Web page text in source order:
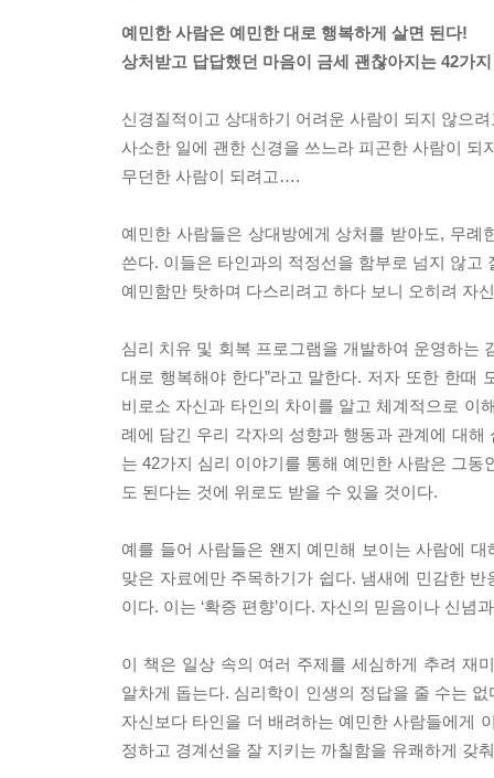
예민한 사람은 예민한 대로 행복하게 살면 된다!
상처받고 답답했던 마음이 금세 괜찮아지는 42가
신경질적이고 상대하기 어려운 사람이 되지 않으려
사소한 일에 괜한 신경을 쓰느라 피곤한 사람이 되
무던한 사람이 되려고….
예민한 사람들은 상대방에게 상처를 받아도, 무
쓴다. 이들은 타인과의 적정선을 함부로 넘지 않
예민함만 탓하며 다스리려고 하다 보니 오히려 자
심리 치유 및 회복 프로그램을 개발하여 운영하는
대로 행복해야 한다”라고 말한다. 저자 또한 한때
비로소 자신과 타인의 차이를 알고 체계적으로 이
례에 담긴 우리 각자의 성향과 행동과 관계에 대
는 42가지 심리 이야기를 통해 예민한 사람은 그
도 된다는 것에 위로도 받을 수 있을 것이다.
예를 들어 사람들은 왠지 예민해 보이는 사람에
맞은 자료에만 주목하기가 쉽다. 냄새에 민감한
이다. 이는 ‘확증 편향’이다. 자신의 믿음이나 신
이 책은 일상 속의 여러 주제를 세심하게 추려 재
알차게 돕는다. 심리학이 인생의 정답을 줄 수는
자신보다 타인을 더 배려하는 예민한 사람들에게
정하고 경계선을 잘 지키는 까칠함을 유쾌하게 갖